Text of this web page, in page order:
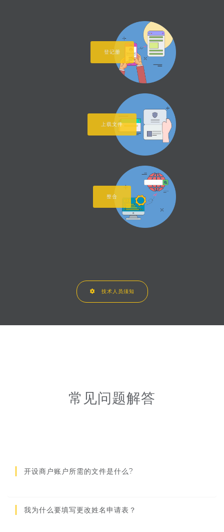
登记册
上载文件
整合
技术人员须知
常见问题解答
开设商户账户所需的文件是什么?
我为什么要填写更改姓名申请表？